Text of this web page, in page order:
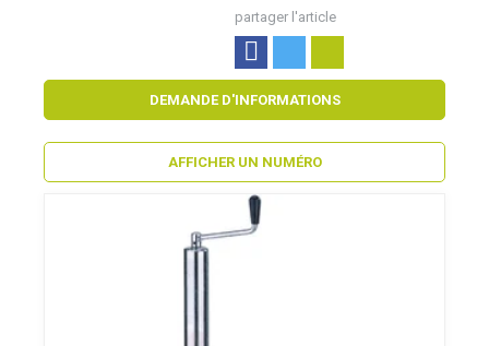
partager l'article
DEMANDE D'INFORMATIONS
AFFICHER UN NUMÉRO